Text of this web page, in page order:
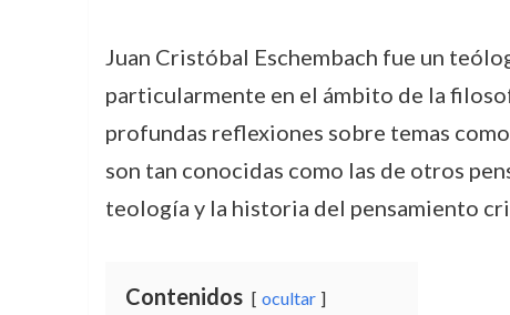
Juan Cristóbal Eschembach fue un
particularmente en el ámbito de la
profundas reflexiones sobre temas
son tan conocidas como las de otros
teología y la historia del pensamiento
Contenidos ocultar